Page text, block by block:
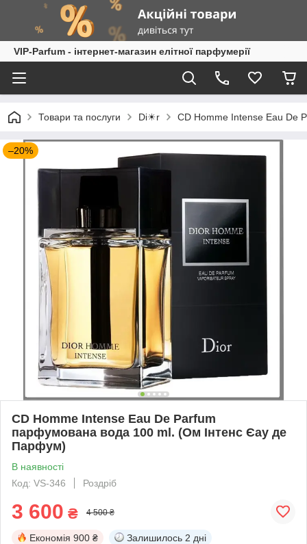
VIP-Parfum - інтернет-магазин елітної парфумерії
Товари та послуги Di☀r CD Homme Intense Eau De
–20%
CD Homme Intense Eau De Parfum
парфумована вода 100 ml. (Ом Інтенс Єау де
Парфум)
В наявності
Код: VS-346
Роздріб
3 600 ₴ 4 500 ₴
Економія 900 ₴ Залишилось 2 дні